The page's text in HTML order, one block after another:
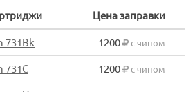
Цена заправки
731Bk 1200 с чипом
731C 1200 с чипом